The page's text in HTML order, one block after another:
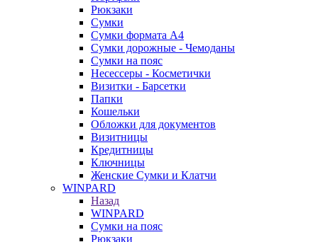
Рюкзаки
Сумки
Сумки формата А4
Сумки дорожные - Чемоданы
Сумки на пояс
Несессеры - Косметички
Визитки - Барсетки
Папки
Кошельки
Обложки для документов
Визитницы
Кредитницы
Ключницы
Женские Сумки и Клатчи
WINPARD
Назад
WINPARD
Сумки на пояс
Рюкзаки